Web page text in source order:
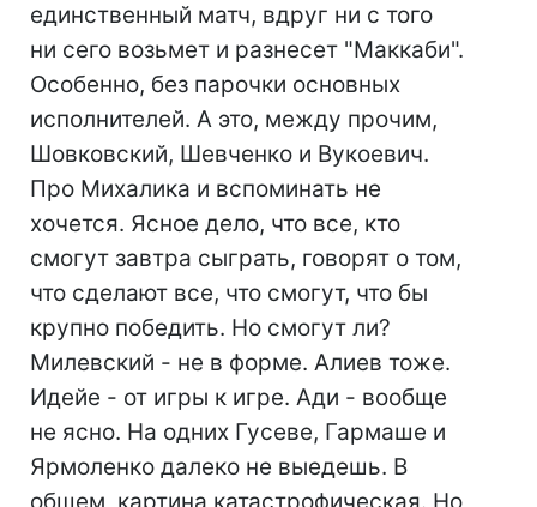
единственный матч, вдруг ни с того
ни сего возьмет и разнесет "Маккаби".
Особенно, без парочки основных
исполнителей. А это, между прочим,
Шовковский, Шевченко и Вукоевич.
Про Михалика и вспоминать не
хочется. Ясное дело, что все, кто
смогут завтра сыграть, говорят о том,
что сделают все, что смогут, что бы
крупно победить. Но смогут ли?
Милевский - не в форме. Алиев тоже.
Идейе - от игры к игре. Ади - вообще
не ясно. На одних Гусеве, Гармаше и
Ярмоленко далеко не выедешь. В